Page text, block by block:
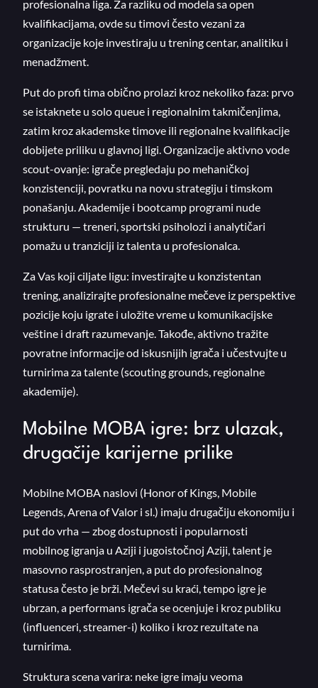
profesionalna liga. Za razliku od modela sa open
kvalifikacijama, ovde su timovi često vezani za
organizacije koje investiraju u trening centar, analitiku i
menadžment.
Put do profi tima obično prolazi kroz nekoliko faza: prvo
se istaknete u solo queue i regionalnim takmičenjima,
zatim kroz akademske timove ili regionalne kvalifikacije
dobijete priliku u glavnoj ligi. Organizacije aktivno vode
scout-ovanje: igrače pregledaju po mehaničkoj
konzistenciji, povratku na novu strategiju i timskom
ponašanju. Akademije i bootcamp programi nude
strukturu — treneri, sportski psiholozi i analytičari
pomažu u tranziciji iz talenta u profesionalca.
Za Vas koji ciljate ligu: investirajte u konzistentan
trening, analizirajte profesionalne mečeve iz perspektive
pozicije koju igrate i uložite vreme u komunikacijske
veštine i draft razumevanje. Takođe, aktivno tražite
povratne informacije od iskusnijih igrača i učestvujte u
turnirima za talente (scouting grounds, regionalne
akademije).
Mobilne MOBA igre: brz ulazak,
drugačije karijerne prilike
Mobilne MOBA naslovi (Honor of Kings, Mobile
Legends, Arena of Valor i sl.) imaju drugačiju ekonomiju i
put do vrha — zbog dostupnosti i popularnosti
mobilnog igranja u Aziji i jugoistočnoj Aziji, talent je
masovno rasprostranjen, a put do profesionalnog
statusa često je brži. Mečevi su kraći, tempo igre je
ubrzan, a performans igrača se ocenjuje i kroz publiku
(influenceri, streamer-i) koliko i kroz rezultate na
turnirima.
Struktura scena varira: neke igre imaju veoma